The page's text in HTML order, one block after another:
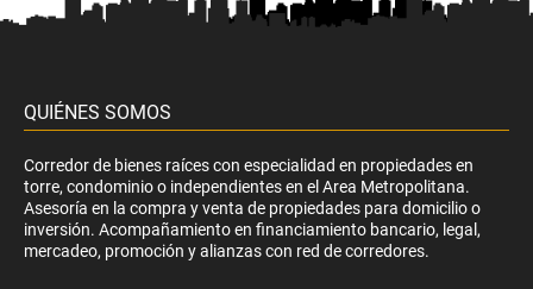
QUIÉNES SOMOS
Corredor de bienes raíces con especialidad en propiedades en
torre, condominio o independientes en el Area Metropolitana.
Asesoría en la compra y venta de propiedades para domicilio o
inversión. Acompañamiento en financiamiento bancario, legal,
mercadeo, promoción y alianzas con red de corredores.